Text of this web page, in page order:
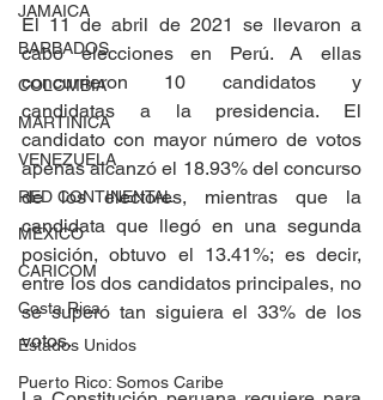
JAMAICA
BARBADOS
COLOMBIA
MARTINICA
VENEZUELA
RED CONTINENTAL
MEXICO
CARICOM
Costa Rica
Estados Unidos
Puerto Rico: Somos Caribe
El 11 de abril de 2021 se llevaron a
cabo elecciones en Perú. A ellas
concurrieron 10 candidatos y
candidatas a la presidencia. El
candidato con mayor número de votos
apenas alcanzó el 18.93% del concurso
de los electores, mientras que la
candidata que llegó en una segunda
posición, obtuvo el 13.41%; es decir,
entre los dos candidatos principales, no
se superó tan siguiera el 33% de los
votos.